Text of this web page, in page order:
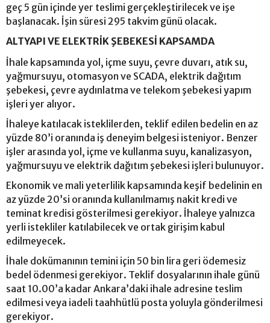
geç 5 gün içinde yer teslimi gerçekleştirilecek ve işe
başlanacak. İşin süresi 295 takvim günü olacak.
ALTYAPI VE ELEKTRİK ŞEBEKESİ KAPSAMDA
İhale kapsamında yol, içme suyu, çevre duvarı, atık su,
yağmursuyu, otomasyon ve SCADA, elektrik dağıtım
şebekesi, çevre aydınlatma ve telekom şebekesi yapım
işleri yer alıyor.
İhaleye katılacak isteklilerden, teklif edilen bedelin en az
yüzde 80’i oranında iş deneyim belgesi isteniyor. Benzer
işler arasında yol, içme ve kullanma suyu, kanalizasyon,
yağmursuyu ve elektrik dağıtım şebekesi işleri bulunuyor.
Ekonomik ve mali yeterlilik kapsamında keşif bedelinin en
az yüzde 20’si oranında kullanılmamış nakit kredi ve
teminat kredisi gösterilmesi gerekiyor. İhaleye yalnızca
yerli istekliler katılabilecek ve ortak girişim kabul
edilmeyecek.
İhale dokümanının temini için 50 bin lira geri ödemesiz
bedel ödenmesi gerekiyor. Teklif dosyalarının ihale günü
saat 10.00’a kadar Ankara’daki ihale adresine teslim
edilmesi veya iadeli taahhütlü posta yoluyla gönderilmesi
gerekiyor.